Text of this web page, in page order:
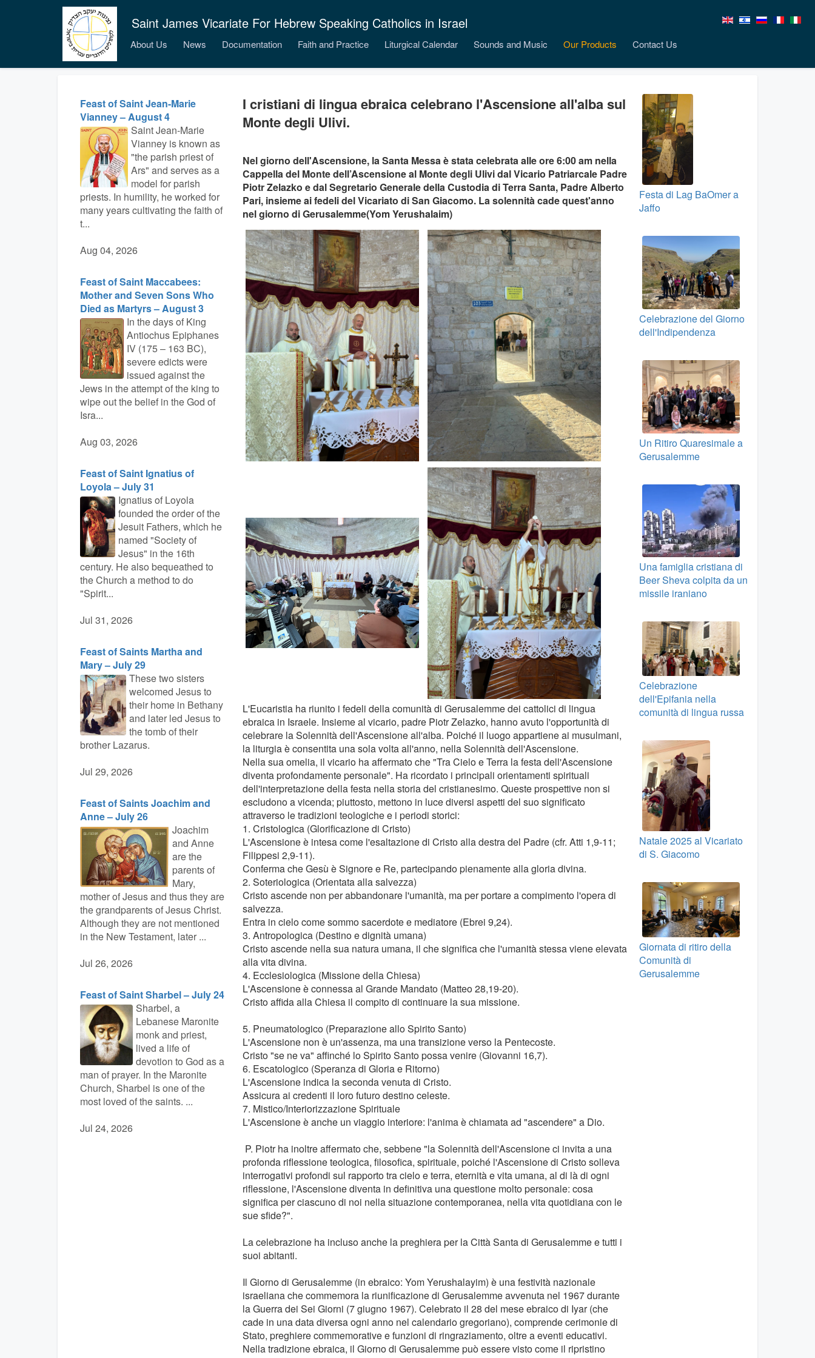
Saint James Vicariate For Hebrew Speaking Catholics in Israel
About Us News Documentation Faith and Practice Liturgical Calendar Sounds and Music Our Products Contact Us
Feast of Saint Jean-Marie
Vianney – August 4
Saint Jean-Marie
Vianney is known as
"the parish priest of
Ars" and serves as a
model for parish
priests. In humility, he worked for
many years cultivating the faith of
t...
Aug 04, 2026
Feast of Saint Maccabees:
Mother and Seven Sons Who
Died as Martyrs – August 3
In the days of King
Antiochus Epiphanes
IV (175 – 163 BC),
severe edicts were
issued against the
Jews in the attempt of the king to
wipe out the belief in the God of
Isra...
Aug 03, 2026
Feast of Saint Ignatius of
Loyola – July 31
Ignatius of Loyola
founded the order of the
Jesuit Fathers, which he
named "Society of
Jesus" in the 16th
century. He also bequeathed to
the Church a method to do
"Spirit...
Jul 31, 2026
Feast of Saints Martha and
Mary – July 29
These two sisters
welcomed Jesus to
their home in Bethany
and later led Jesus to
the tomb of their
brother Lazarus.
Jul 29, 2026
Feast of Saints Joachim and
Anne – July 26
Joachim
and Anne
are the
parents of
Mary,
mother of Jesus and thus they are
the grandparents of Jesus Christ.
Although they are not mentioned
in the New Testament, later ...
Jul 26, 2026
Feast of Saint Sharbel – July 24
Sharbel, a
Lebanese Maronite
monk and priest,
lived a life of
devotion to God as a
man of prayer. In the Maronite
Church, Sharbel is one of the
most loved of the saints. ...
Jul 24, 2026
I cristiani di lingua ebraica celebrano l'Ascensione all'alba sul
Monte degli Ulivi.
Nel giorno dell'Ascensione, la Santa Messa è stata celebrata alle ore 6:00 am nella
Cappella del Monte dell’Ascensione al Monte degli Ulivi dal Vicario Patriarcale Padre
Piotr Zelazko e dal Segretario Generale della Custodia di Terra Santa, Padre Alberto
Pari, insieme ai fedeli del Vicariato di San Giacomo. La solennità cade quest'anno
nel giorno di Gerusalemme(Yom Yerushalaim)
L'Eucaristia ha riunito i fedeli della comunità di Gerusalemme dei cattolici di lingua
ebraica in Israele. Insieme al vicario, padre Piotr Zelazko, hanno avuto l'opportunità di
celebrare la Solennità dell'Ascensione all'alba. Poiché il luogo appartiene ai musulmani,
la liturgia è consentita una sola volta all'anno, nella Solennità dell'Ascensione.
Nella sua omelia, il vicario ha affermato che "Tra Cielo e Terra la festa dell'Ascensione
diventa profondamente personale". Ha ricordato i principali orientamenti spirituali
dell'interpretazione della festa nella storia del cristianesimo. Queste prospettive non si
escludono a vicenda; piuttosto, mettono in luce diversi aspetti del suo significato
attraverso le tradizioni teologiche e i periodi storici:
1. Cristologica (Glorificazione di Cristo)
L'Ascensione è intesa come l'esaltazione di Cristo alla destra del Padre (cfr. Atti 1,9-11;
Filippesi 2,9-11).
Conferma che Gesù è Signore e Re, partecipando pienamente alla gloria divina.
2. Soteriologica (Orientata alla salvezza)
Cristo ascende non per abbandonare l'umanità, ma per portare a compimento l'opera di
salvezza.
Entra in cielo come sommo sacerdote e mediatore (Ebrei 9,24).
3. Antropologica (Destino e dignità umana)
Cristo ascende nella sua natura umana, il che significa che l'umanità stessa viene elevata
alla vita divina.
4. Ecclesiologica (Missione della Chiesa)
L'Ascensione è connessa al Grande Mandato (Matteo 28,19-20).
Cristo affida alla Chiesa il compito di continuare la sua missione.
5. Pneumatologico (Preparazione allo Spirito Santo)
L'Ascensione non è un'assenza, ma una transizione verso la Pentecoste.
Cristo "se ne va" affinché lo Spirito Santo possa venire (Giovanni 16,7).
6. Escatologico (Speranza di Gloria e Ritorno)
L'Ascensione indica la seconda venuta di Cristo.
Assicura ai credenti il ​​loro futuro destino celeste.
7. Mistico/Interiorizzazione Spirituale
L'Ascensione è anche un viaggio interiore: l'anima è chiamata ad "ascendere" a Dio.
P. Piotr ha inoltre affermato che, sebbene "la Solennità dell'Ascensione ci invita a una
profonda riflessione teologica, filosofica, spirituale, poiché l'Ascensione di Cristo solleva
interrogativi profondi sul rapporto tra cielo e terra, eternità e vita umana, al di là di ogni
riflessione, l'Ascensione diventa in definitiva una questione molto personale: cosa
significa per ciascuno di noi nella situazione contemporanea, nella vita quotidiana con le
sue sfide?".
La celebrazione ha incluso anche la preghiera per la Città Santa di Gerusalemme e tutti i
suoi abitanti.
Il Giorno di Gerusalemme (in ebraico: Yom Yerushalayim) è una festività nazionale
israeliana che commemora la riunificazione di Gerusalemme avvenuta nel 1967 durante
la Guerra dei Sei Giorni (7 giugno 1967). Celebrato il 28 del mese ebraico di Iyar (che
cade in una data diversa ogni anno nel calendario gregoriano), comprende cerimonie di
Stato, preghiere commemorative e funzioni di ringraziamento, oltre a eventi educativi.
Nella tradizione ebraica, il Giorno di Gerusalemme può essere visto come il ripristino
Festa di Lag BaOmer a
Jaffo
Celebrazione del Giorno
dell'Indipendenza
Un Ritiro Quaresimale a
Gerusalemme
Una famiglia cristiana di
Beer Sheva colpita da un
missile iraniano
Celebrazione
dell'Epifania nella
comunità di lingua russa
Natale 2025 al Vicariato
di S. Giacomo
Giornata di ritiro della
Comunità di
Gerusalemme